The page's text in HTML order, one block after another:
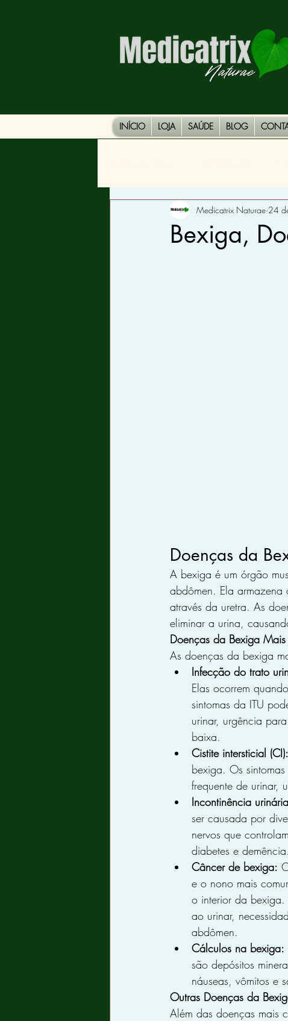
INÍCIO LOJA SAÚDE BLOG
Bexiga,
Medicatrix Naturae 24
Doenças da
A bexiga é um órgão
abdômen. Ela
através da uretra. As
eliminar a urina,
Doenças da Bexiga
As doenças da bexiga
Infecção do trato
Elas ocorrem
sintomas da ITU
urinar, urgência
baixa.
Cistite intersticial (CI):
bexiga. Os
frequente de urinar,
Incontinência
ser causada por
nervos que
diabetes e demência.
Câncer de bexiga:
e o nono mais
o interior da
ao urinar,
abdômen.
Cálculos na bexiga:
são depósitos
náuseas, vômitos e
Outras Doenças da
Além das doenças mais